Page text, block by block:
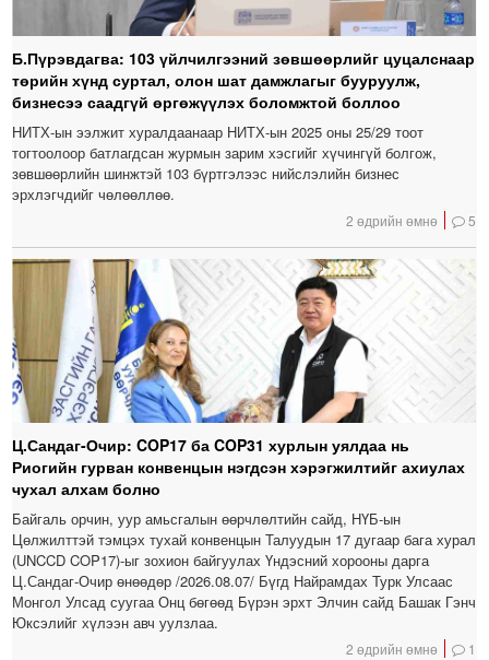
Б.Пүрэвдагва: 103 үйлчилгээний зөвшөөрлийг цуцалснаар
төрийн хүнд суртал, олон шат дамжлагыг бууруулж,
бизнесээ саадгүй өргөжүүлэх боломжтой боллоо
НИТХ-ын ээлжит хуралдаанаар НИТХ-ын 2025 оны 25/29 тоот
тогтоолоор батлагдсан журмын зарим хэсгийг хүчингүй болгож,
зөвшөөрлийн шинжтэй 103 бүртгэлээс нийслэлийн бизнес
эрхлэгчдийг чөлөөллөө.
2 өдрийн өмнө 5
Ц.Сандаг-Очир: COP17 ба COP31 хурлын уялдаа нь
Риогийн гурван конвенцын нэгдсэн хэрэгжилтийг ахиулах
чухал алхам болно
Байгаль орчин, уур амьсгалын өөрчлөлтийн сайд, НҮБ-ын
Цөлжилттэй тэмцэх тухай конвенцын Талуудын 17 дугаар бага хурал
(UNCCD COP17)-ыг зохион байгуулах Үндэсний хорооны дарга
Ц.Сандаг-Очир өнөөдөр /2026.08.07/ Бүгд Найрамдах Турк Улсаас
Монгол Улсад суугаа Онц бөгөөд Бүрэн эрхт Элчин сайд Башак Гэнч
Юксэлийг хүлээн авч уулзлаа.
2 өдрийн өмнө 1